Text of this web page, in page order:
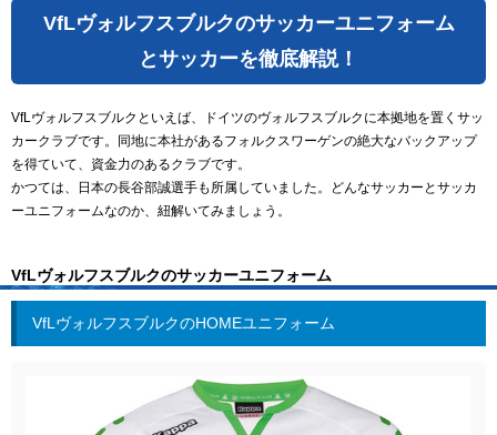
VfLヴォルフスブルクのサッカーユニフォーム
とサッカーを徹底解説！
VfLヴォルフスブルクといえば、ドイツのヴォルフスブルクに本拠地を置くサッ
カークラブです。同地に本社があるフォルクスワーゲンの絶大なバックアップ
を得ていて、資金力のあるクラブです。
かつては、日本の長谷部誠選手も所属していました。どんなサッカーとサッカ
ーユニフォームなのか、紐解いてみましょう。
VfLヴォルフスブルクのサッカーユニフォーム
VfLヴォルフスブルクのHOMEユニフォーム